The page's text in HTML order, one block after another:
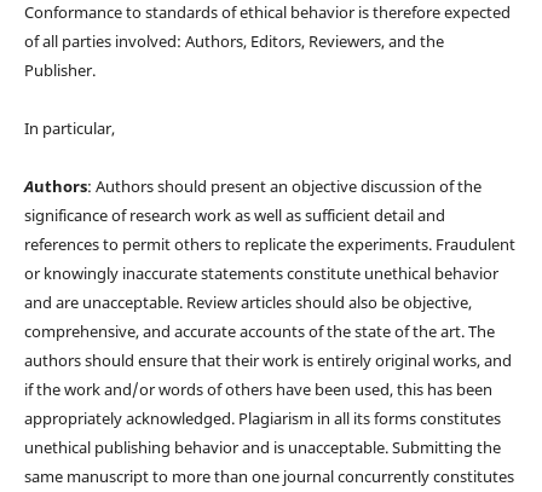
Conformance to standards of ethical behavior is therefore expected
of all parties involved: Authors, Editors, Reviewers, and the
Publisher.
In particular,
Authors: Authors should present an objective discussion of the
significance of research work as well as sufficient detail and
references to permit others to replicate the experiments. Fraudulent
or knowingly inaccurate statements constitute unethical behavior
and are unacceptable. Review articles should also be objective,
comprehensive, and accurate accounts of the state of the art. The
authors should ensure that their work is entirely original works, and
if the work and/or words of others have been used, this has been
appropriately acknowledged. Plagiarism in all its forms constitutes
unethical publishing behavior and is unacceptable. Submitting the
same manuscript to more than one journal concurrently constitutes